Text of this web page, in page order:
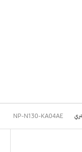
NP-N130-KA04AE